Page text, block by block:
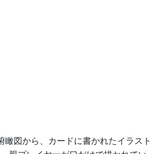
図から、カードに書かれたイラスト